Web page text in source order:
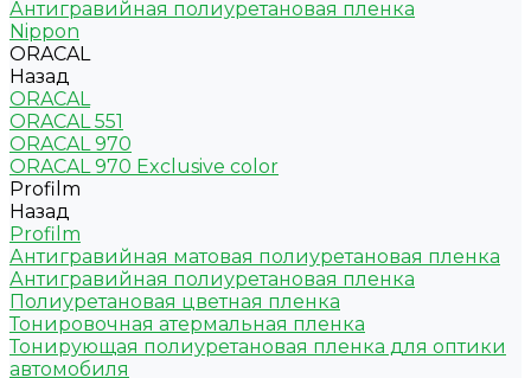
Антигравийная полиуретановая пленка
Nippon
ORACAL
Назад
ORACAL
ORACAL 551
ORACAL 970
ORACAL 970 Exclusive color
Profilm
Назад
Profilm
Антигравийная матовая полиуретановая пленка
Антигравийная полиуретановая пленка
Полиуретановая цветная пленка
Тонировочная атермальная пленка
Тонирующая полиуретановая пленка для оптики
автомобиля